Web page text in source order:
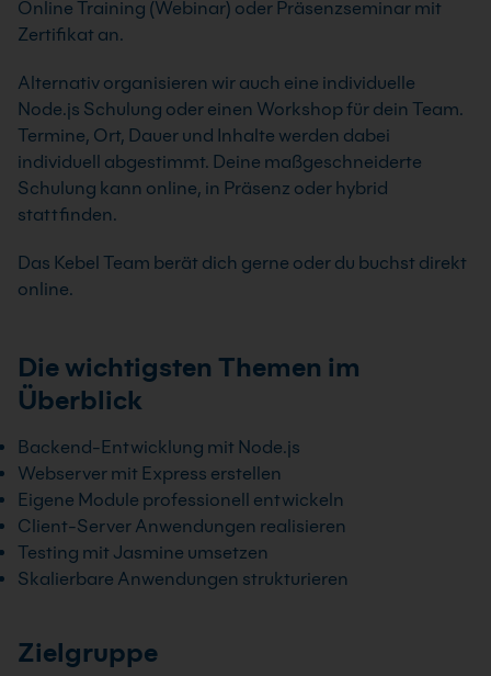
Online Training (Webinar) oder Präsenzseminar mit
Zertifikat an.
Alternativ organisieren wir auch eine individuelle
Node.js Schulung oder einen Workshop für dein Team.
Termine, Ort, Dauer und Inhalte werden dabei
individuell abgestimmt. Deine maßgeschneiderte
Schulung kann online, in Präsenz oder hybrid
stattfinden.
Das Kebel Team berät dich gerne oder du buchst direkt
online.
Die wichtigsten Themen im
Überblick
Backend-Entwicklung mit Node.js
Webserver mit Express erstellen
Eigene Module professionell entwickeln
Client-Server Anwendungen realisieren
Testing mit Jasmine umsetzen
Skalierbare Anwendungen strukturieren
Zielgruppe